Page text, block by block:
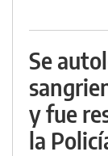
Se
y fue
la